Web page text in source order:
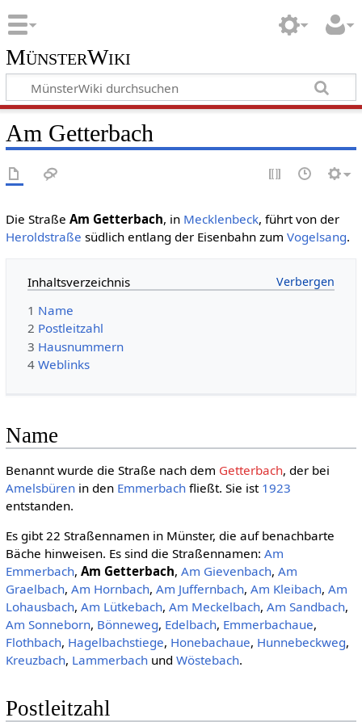
MünsterWiki
Am Getterbach
Die Straße Am Getterbach, in Mecklenbeck, führt von der
Heroldstraße südlich entlang der Eisenbahn zum Vogelsang.
Inhaltsverzeichnis
1 Name
2 Postleitzahl
3 Hausnummern
4 Weblinks
Name
Benannt wurde die Straße nach dem Getterbach, der bei
Amelsbürenin den Emmerbachfließt. Sie ist 1923
entstanden.
Es gibt 22 Straßennamen in Münster, die auf benachbarte
Bäche hinweisen. Es sind die Straßennamen: Am
Emmerbach, Am Getterbach, Am Gievenbach, Am
Graelbach, Am Hornbach, Am Juffernbach, Am Kleibach, Am
Lohausbach, Am Lütkebach, Am Meckelbach, Am Sandbach,
Am Sonneborn, Bönneweg, Edelbach, Emmerbachaue,
Flothbach, Hagelbachstiege, Honebachaue, Hunnebeckweg,
Kreuzbach, Lammerbachund Wöstebach.
Postleitzahl